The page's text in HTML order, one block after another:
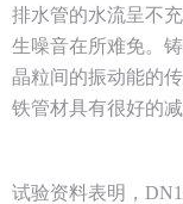
排水管的水流呈不
生噪音在所难免。
晶粒间的振动能的
铁管材具有很好的减
试验资料表明，